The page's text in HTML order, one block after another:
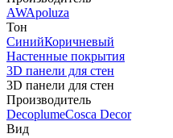
AWApoluza
Тон
СинийКоричневый
Настенные покрытия
3D панели для стен
3D панели для стен
Производитель
DecoplumeCosca Decor
Вид